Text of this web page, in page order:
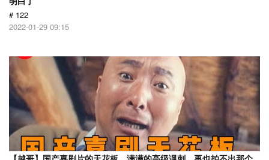
# 122
2022-01-29 09:15